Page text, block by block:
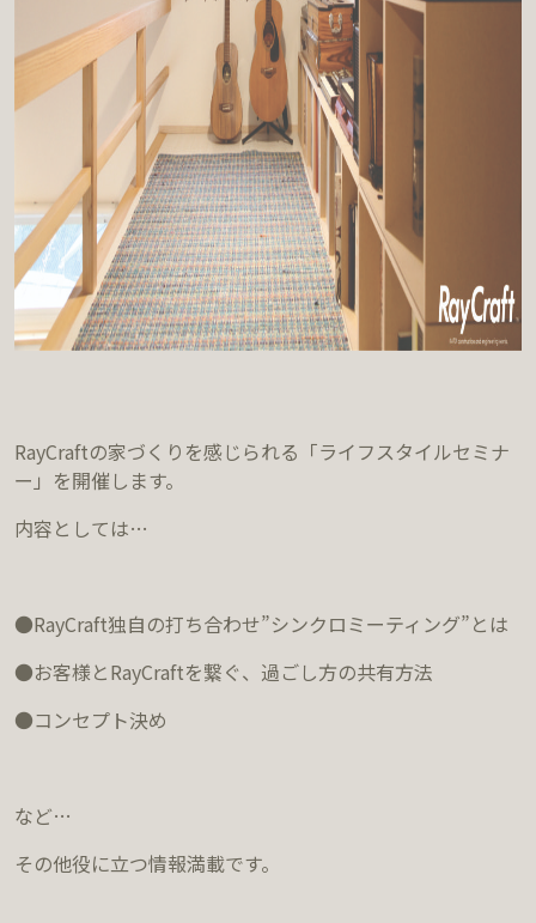
RayCraftの家づくりを感じられる「ライフスタイルセミナ
ー」を開催します。
内容としては…
●RayCraft独自の打ち合わせ”シンクロミーティング”とは
●お客様とRayCraftを繋ぐ、過ごし方の共有方法
●コンセプト決め
など…
その他役に立つ情報満載です。